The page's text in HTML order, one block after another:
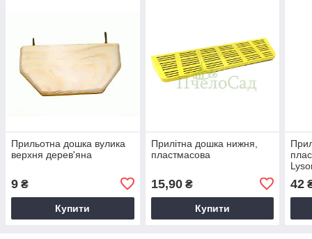
Прильотна дошка вулика
верхня дерев'яна
9 ₴
Купити
Прилітна дошка нижня,
пластмасова
15,90₴
Купити
42